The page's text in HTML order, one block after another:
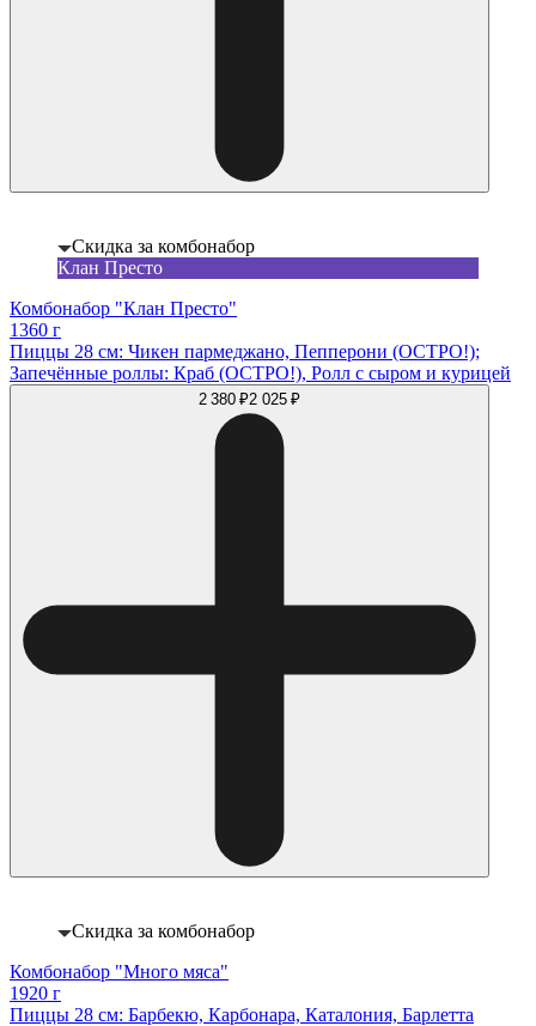
Скидка за комбонабор
Клан Престо
Комбонабор "Клан Престо"
1360 г
Пиццы 28 см: Чикен пармеджано, Пепперони (ОСТРО!);
Запечённые роллы: Краб (ОСТРО!), Ролл с сыром и курицей
2 380 ₽2 025 ₽
Скидка за комбонабор
Комбонабор "Много мяса"
1920 г
Пиццы 28 см: Барбекю, Карбонара, Каталония, Барлетта